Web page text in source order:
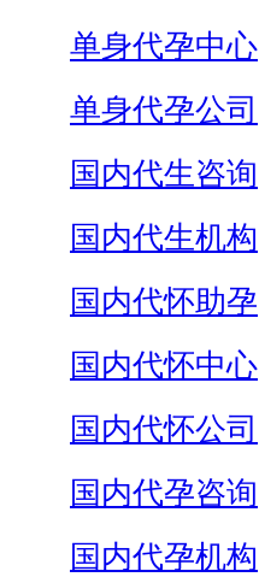
单身代孕中心
单身代孕公司
国内代生咨询
国内代生机构
国内代怀助孕
国内代怀中心
国内代怀公司
国内代孕咨询
国内代孕机构